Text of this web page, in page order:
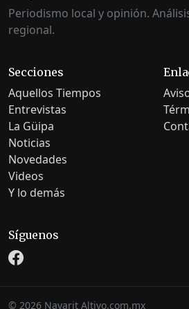
Periodismo local y opinión.
regional.
Secciones
Aquellos Tiempos
Entrevistas
La Güipa
Noticias
Novedades
Videos
Y lo demás
Síguenos
© 2026 Nayarit Altivo.com.mx